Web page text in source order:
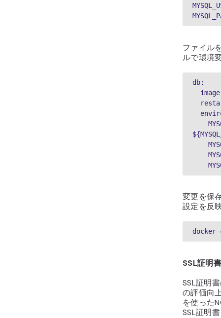
ファイル
ルで環境
db:
変更を保
設定を反
docker-
SSL証明
SSL証明
の評価向
を使った
SSL証明